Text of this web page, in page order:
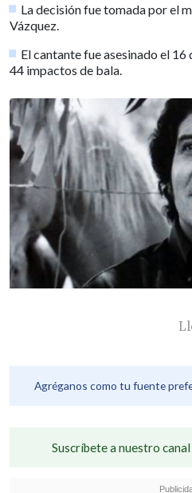
La decisión fue tomada por el
Vázquez.
El cantante fue asesinado el
44 impactos de bala.
Agréganos como tu fuente
Suscríbete a nuestro canal